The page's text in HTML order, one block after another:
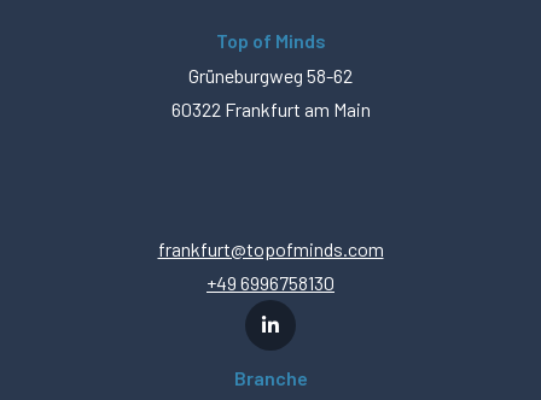
Top of Minds
Grüneburgweg 58-62
60322 Frankfurt am Main
frankfurt@topofminds.com
+49 6996758130
Branche